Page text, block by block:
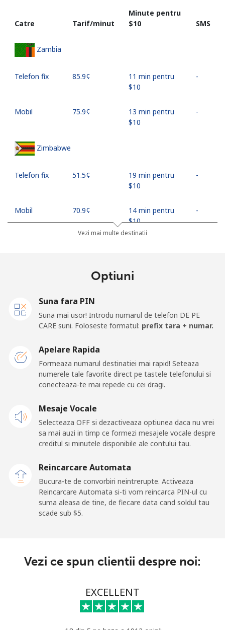
Catre Tarif/minut
Minute pentru
⁦$10⁩
SMS
Zambia
Telefon fix ⁦85.9¢⁩
11 min pentru
⁦$10⁩
-
Mobil ⁦75.9¢⁩
13 min pentru
⁦$10⁩
-
Zimbabwe
Telefon fix ⁦51.5¢⁩
19 min pentru
⁦$10⁩
-
Mobil ⁦70.9¢⁩
14 min pentru
⁦$10⁩
-
Vezi mai multe destinatii
Optiuni
Suna fara PIN
Suna mai usor! Introdu numarul de telefon DE PE
CARE suni. Foloseste formatul: prefix tara + numar.
Apelare Rapida
Formeaza numarul destinatiei mai rapid! Seteaza
numerele tale favorite direct pe tastele telefonului si
conecteaza-te mai repede cu cei dragi.
Mesaje Vocale
Selecteaza OFF si dezactiveaza optiunea daca nu vrei
sa mai auzi in timp ce formezi mesajele vocale despre
creditul si minutele disponibile ale contului tau.
Reincarcare Automata
Bucura-te de convorbiri neintrerupte. Activeaza
Reincarcare Automata si-ti vom reincarca PIN-ul cu
suma aleasa de tine, de fiecare data cand soldul tau
scade sub ⁦$5⁩.
Vezi ce spun clientii despre noi:
EXCELLENT